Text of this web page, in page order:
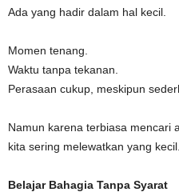
Ada yang hadir dalam hal kecil.
Momen tenang.
Waktu tanpa tekanan.
Perasaan cukup, meskipun
Namun karena terbiasa mencari
kita sering melewatkan yang kecil.
Belajar Bahagia Tanpa Syarat